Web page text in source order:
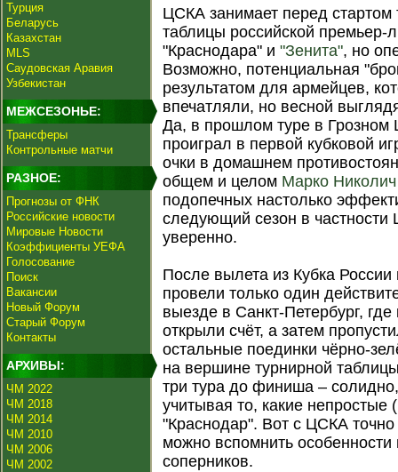
Турция
Беларусь
Казахстан
MLS
Саудовская Аравия
Узбекистан
МЕЖСЕЗОНЬЕ:
Трансферы
Контрольные матчи
РАЗНОЕ:
Прогнозы от ФНК
Российские новости
Мировые Новости
Коэффициенты УЕФА
Голосование
Поиск
Вакансии
Новый Форум
Старый Форум
Контакты
АРХИВЫ:
ЧМ 2022
ЧМ 2018
ЧМ 2014
ЧМ 2010
ЧМ 2006
ЧМ 2002
ЦСКА занимает перед стартом
таблицы российской премьер-
"Краснодара" и"Зенита", но
Возможно, потенциальная
результатом для армейцев,
впечатляли, но весной
Да, в прошлом туре в
проиграл в первой кубковой
очки в домашнем
общем и целом Марко Николич
подопечных настолько
следующий сезон в частности
уверенно.
После вылета из Кубка
провели только один
выезде в Санкт-Петербург,
открыли счёт, а затем
остальные поединки чёрно-
на вершине турнирной
три тура до финиша –
учитывая то, какие
"Краснодар". Вот с ЦСКА точно
можно вспомнить особенности
соперников.